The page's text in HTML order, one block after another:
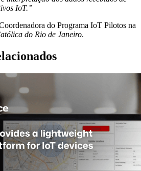
IoT.”
do Programa IoT Pilotos na
do Rio de Janeiro.